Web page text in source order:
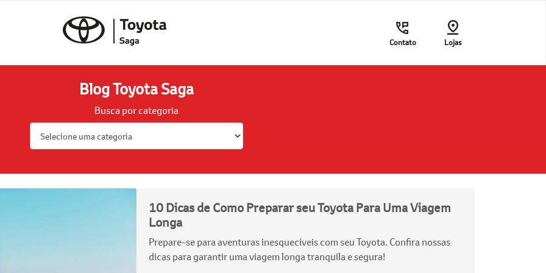
Contato Lojas
Blog Toyota Saga
Busca por categoria
10 Dicas de Como Preparar seu Toyota Para Uma Viagem
Longa
Prepare-se para aventuras inesquecíveis com seu Toyota. Confira nossas
dicas para garantir uma viagem longa tranquila e segura!